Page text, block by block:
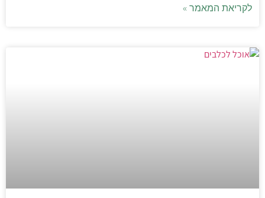
לקריאת המאמר »